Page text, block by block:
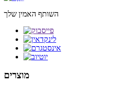
השותף האמין שלך
מוצרים